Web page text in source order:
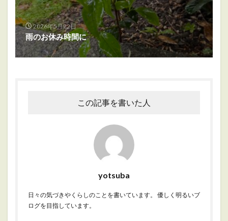
2026年5月22日
雨のお休み時間に
この記事を書いた人
yotsuba
日々の気づきやくらしのことを書いています。 優しく明るいブ
ログを目指しています。